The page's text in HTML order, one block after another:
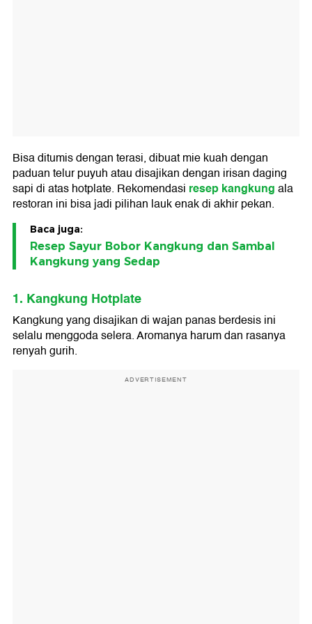
Bisa ditumis dengan terasi, dibuat mie kuah dengan
paduan telur puyuh atau disajikan dengan irisan daging
sapi di atas hotplate. Rekomendasi resep kangkungala
restoran ini bisa jadi pilihan lauk enak di akhir pekan.
Baca juga:
Resep Sayur Bobor Kangkung dan Sambal
Kangkung yang Sedap
1. Kangkung Hotplate
Kangkung yang disajikan di wajan panas berdesis ini
selalu menggoda selera. Aromanya harum dan rasanya
renyah gurih.
ADVERTISEMENT